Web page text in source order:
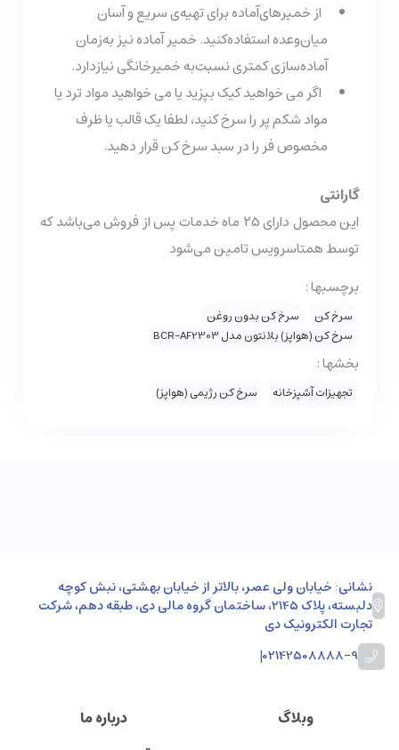
از خمیرهای‌آماده برای تهیه‌ی سریع و آسان
میان‌وعده استفاده‌کنید. خمیر آماده نیز به‌زمان
آماده‌سازی کمتری نسبت‌به خمیرخانگی نیازدارد.
اگر می خواهید کیک بپزید یا می خواهید مواد ترد یا
مواد شکم پر را سرخ کنید، لطفا یک قالب یا ظرف
مخصوص فر را در سبد سرخ کن قرار دهید.
گارانتی
این محصول دارای ۲۵ ماه خدمات پس از فروش می‌باشد که
توسط همتاسرویس تامین می‌شود
برچسبها :
سرخ کن
سرخ کن بدون روغن
سرخ کن (هواپز) بلانتون مدل BCR-AF2303
بخشها :
تجهیزات آشپزخانه سرخ کن رژیمی (هواپز)
نشانی: خیابان ولی عصر، بالاتر از خیابان بهشتی، نبش کوچه
دلبسته، پلاک 2145، ساختمان گروه مالی دی، طبقه دهم، شرکت
تجارت الکترونیک دی
02142508888-9
|
وبلاگ
درباره ما